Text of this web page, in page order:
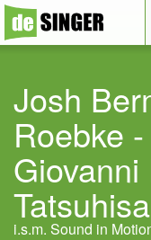
Josh
Roebke
i.s.m. Sound in